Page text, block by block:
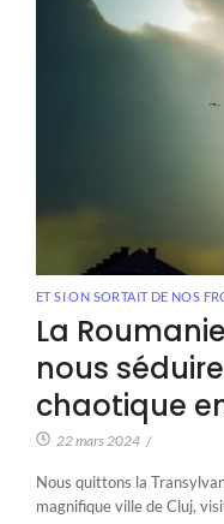
ET SI ON SORTAIT DE NOS
La
nous
chaotique
22 mars 2024 /
Nous quittons la
magnifique ville de Cluj,